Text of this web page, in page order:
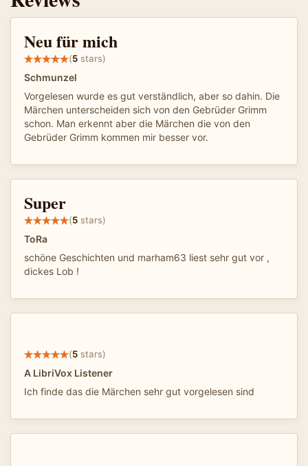
Neu für mich
(5 stars)
Schmunzel
Vorgelesen wurde es gut verständlich, aber so dahin. Die
Märchen unterscheiden sich von den Gebrüder Grimm
schon. Man erkennt aber die Märchen die von den
Gebrüder Grimm kommen mir besser vor.
Super
(5 stars)
ToRa
schöne Geschichten und marham63 liest sehr gut vor ,
dickes Lob !
(5 stars)
A LibriVox Listener
Ich finde das die Märchen sehr gut vorgelesen sind